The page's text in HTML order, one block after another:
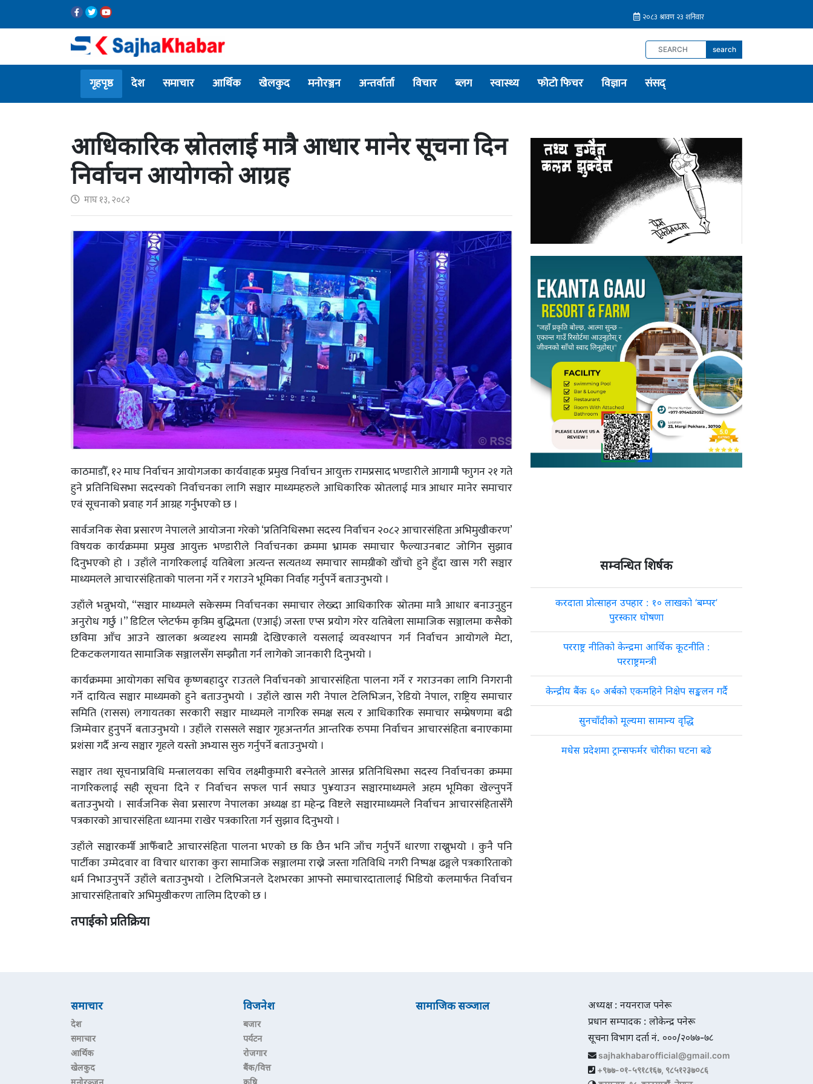
search
गृहपृष्ठ देश समाचार आर्थिक खेलकुद मनोरञ्जन अन्तर्वार्ता विचार ब्लग स्वास्थ्य फोटो फिचर विज्ञान संसद्
आधिकारिक स्रोतलाई मात्रै आधार मानेर सूचना दिन
निर्वाचन आयोगको आग्रह
माघ १३, २०८२
काठमाडौँ, १२ माघः निर्वाचन आयोगजका कार्यवाहक प्रमुख निर्वाचन आयुक्त रामप्रसाद भण्डारीले आगामी फाुगन २१ गते
हुने प्रतिनिधिसभा सदस्यको निर्वाचनका लागि सञ्चार माध्यमहरुले आधिकारिक स्रोतलाई मात्र आधार मानेर समाचार
एवं सूचनाको प्रवाह गर्न आग्रह गर्नुभएको छ ।
सार्वजनिक सेवा प्रसारण नेपालले आयोजना गरेको ‘प्रतिनिधिसभा सदस्य निर्वाचन २०८२ आचारसंहिता अभिमुखीकरण’
विषयक कार्यक्रममा प्रमुख आयुक्त भण्डारीले निर्वाचनका क्रममा भ्रामक समाचार फैल्याउनबाट जोगिन सुझाव
दिनुभएको हो । उहाँले नागरिकलाई यतिबेला अत्यन्त सत्यतथ्य समाचार सामग्रीको खाँचो हुने हुँदा खास गरी सञ्चार
माध्यमलले आचारसंहिताको पालना गर्ने र गराउने भूमिका निर्वाह गर्नुपर्ने बताउनुभयो ।
उहाँले भन्नुभयो, “सञ्चार माध्यमले सकेसम्म निर्वाचनका समाचार लेख्दा आधिकारिक स्रोतमा मात्रै आधार बनाउनुहुन
अनुरोध गर्छु ।” डिटिल प्लेटर्फम कृत्रिम बुद्धिमता (एआई) जस्ता एप्स प्रयोग गरेर यतिबेला सामाजिक सञ्जालमा कसैको
छविमा आँच आउने खालका श्रव्यदृश्य सामग्री देखिएकाले यसलाई व्यवस्थापन गर्न निर्वाचन आयोगले मेटा,
टिकटकलगायत सामाजिक सञ्जालसँग सम्झौता गर्न लागेको जानकारी दिनुभयो ।
कार्यक्रममा आयोगका सचिव कृष्णबहादुर राउतले निर्वाचनको आचारसंहिता पालना गर्ने र गराउनका लागि निगरानी
गर्ने दायित्व सञ्चार माध्यमको हुने बताउनुभयो । उहाँले खास गरी नेपाल टेलिभिजन, रेडियो नेपाल, राष्ट्रिय समाचार
समिति (रासस) लगायतका सरकारी सञ्चार माध्यमले नागरिक समक्ष सत्य र आधिकारिक समाचार सम्प्रेषणमा बढी
जिम्मेवार हुनुपर्ने बताउनुभयो । उहाँले राससले सञ्चार गृहअन्तर्गत आन्तरिक रुपमा निर्वाचन आचारसंहिता बनाएकामा
प्रशंसा गर्दै अन्य सञ्चार गृहले यस्तो अभ्यास सुरु गर्नुपर्ने बताउनुभयो ।
सञ्चार तथा सूचनाप्रविधि मन्त्रालयका सचिव लक्ष्मीकुमारी बस्नेतले आसन्न प्रतिनिधिसभा सदस्य निर्वाचनका क्रममा
नागरिकलाई सही सूचना दिने र निर्वाचन सफल पार्न सघाउ पु¥याउन सञ्चारमाध्यमले अहम भूमिका खेल्नुपर्ने
बताउनुभयो । सार्वजनिक सेवा प्रसारण नेपालका अध्यक्ष डा महेन्द्र विष्टले सञ्चारमाध्यमले निर्वाचन आचारसंहितासँगै
पत्रकारको आचारसंहिता ध्यानमा राखेर पत्रकारिता गर्न सुझाव दिनुभयो ।
उहाँले सञ्चारकर्मी आफैँबाटै आचारसंहिता पालना भएको छ कि छैन भनि जाँच गर्नुपर्ने धारणा राख्नुभयो । कुनै पनि
पार्टीका उम्मेदवार वा विचार धाराका कुरा सामाजिक सञ्जालमा राख्ने जस्ता गतिविधि नगरी निष्पक्ष ढङ्गले पत्रकारिताको
धर्म निभाउनुपर्ने उहाँले बताउनुभयो । टेलिभिजनले देशभरका आफ्नो समाचारदातालाई भिडियो कलमार्फत निर्वाचन
आचारसंहिताबारे अभिमुखीकरण तालिम दिएको छ ।
तपाईको प्रतिक्रिया
सम्वन्धित शिर्षक
करदाता प्रोत्साहन उपहार : १० लाखको ‘बम्पर’
पुरस्कार घोषणा
परराष्ट्र नीतिको केन्द्रमा आर्थिक कूटनीति :
परराष्ट्रमन्त्री
केन्द्रीय बैंक ६० अर्बको एकमहिने निक्षेप सङ्कलन गर्दै
सुनचाँदीको मूल्यमा सामान्य वृद्धि
मधेस प्रदेशमा ट्रान्सफर्मर चोरीका घटना बढे
समाचार
देश
समाचार
आर्थिक
खेलकुद
विजनेश
बजार
पर्यटन
रोजगार
बैंक/वित्त
सामाजिक सञ्जाल
अध्यक्ष : नयनराज पनेरू
प्रधान सम्पादक : लोकेन्द्र पनेरू
सूचना विभाग दर्ता नं. ०००/२०७७-७८
sajhakhabarofficial@gmail.com
+९७७-०१-५९१८१६७, ९८५१२३७०८६